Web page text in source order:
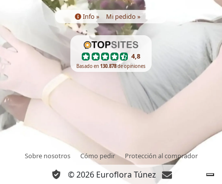
Info » Mi pedido »
4,8
Basado en 130.878de opiniones
Sobre nosotros Cómo pedir Protección al comprador
© 2026 Euroflora Túnez